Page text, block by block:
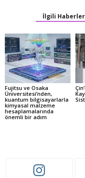
İlgili Haberler
Fujitsu ve Osaka
Üniversitesi’nden,
kuantum bilgisayarlarla
kimyasal malzeme
hesaplamalarında
önemli bir adım